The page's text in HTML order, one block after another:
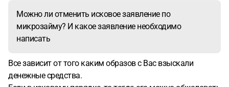
Можно ли отменить исковое заявление по
микрозайму? И какое заявление необходимо
написать
Все зависит от того каким образов с Вас взыскали
денежные средства.